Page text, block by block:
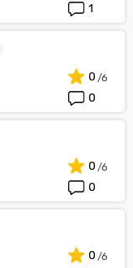
1
0
0
0
0
0